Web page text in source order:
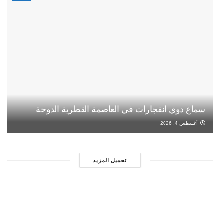
سماع دوي انفجارات في العاصمة القطرية الدوحة
أغسطس 4, 2026
تحميل المزيد